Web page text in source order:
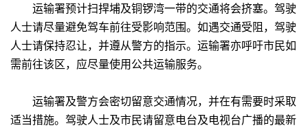
运输署预计扫捍埔及铜锣湾一带的交通将会挤塞。驾驶
人士请尽量避免驾车前往受影响范围。如遇交通受阻，驾驶
人士请保持忍让，并遵从警方的指示。运输署亦呼吁市民如
需前往该区，应尽量使用公共运输服务。
运输署及警方会密切留意交通情况，并在有需要时采取
适当措施。驾驶人士及市民请留意电台及电视台广播的最新